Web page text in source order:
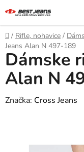
na
obsah
Domov
/ Rifle, nohavice /
Jeans Alan N 497-189
Dámske
Alan N
Značka: Cross Jeans